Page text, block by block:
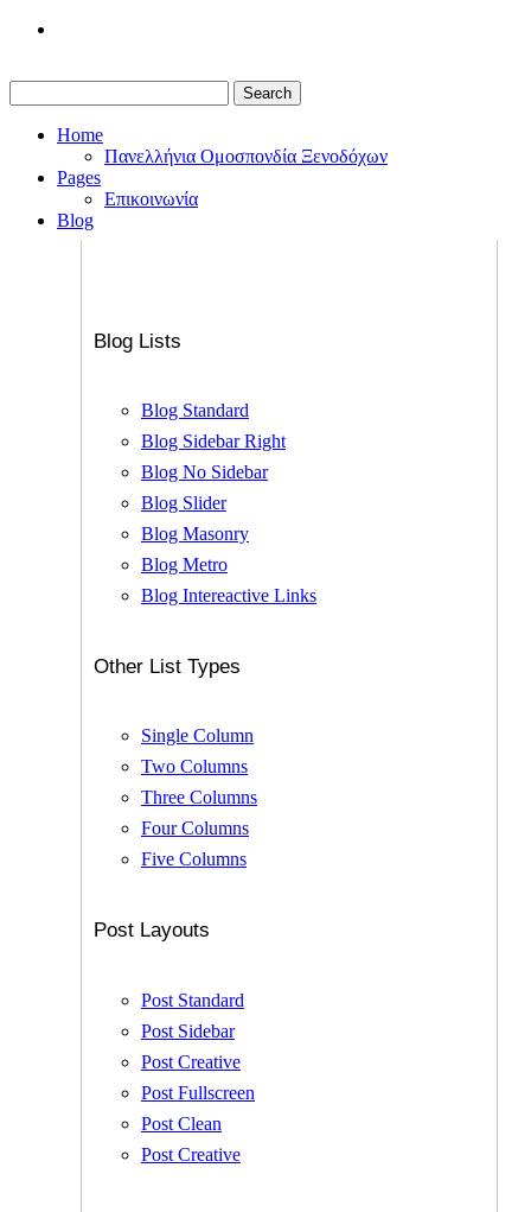
Search
Home
Πανελλήνια Ομοσπονδία Ξενοδόχων
Pages
Επικοινωνία
Blog
Blog Lists
Blog Standard
Blog Sidebar Right
Blog No Sidebar
Blog Slider
Blog Masonry
Blog Metro
Blog Intereactive Links
Other List Types
Single Column
Two Columns
Three Columns
Four Columns
Five Columns
Post Layouts
Post Standard
Post Sidebar
Post Creative
Post Fullscreen
Post Clean
Post Creative